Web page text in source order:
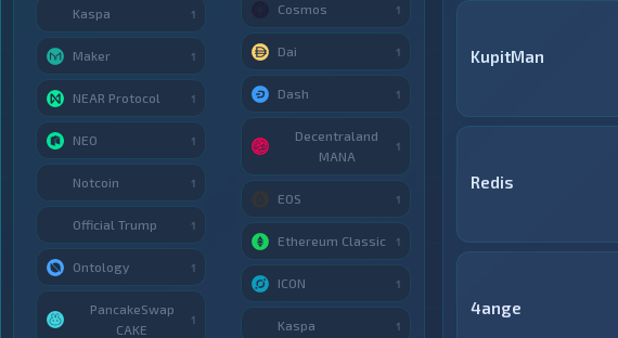
KupitMan
Redis
4ange
Kaspa 1
Maker 1
NEAR Protocol 1
NEO 1
Notcoin 1
Official Trump 1
Ontology 1
PancakeSwap
CAKE
1
Cosmos 1
Dai 1
Dash 1
Decentraland
MANA
1
EOS 1
Ethereum Classic 1
ICON 1
Kaspa 1